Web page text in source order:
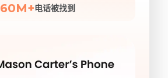
60M+电话被找到